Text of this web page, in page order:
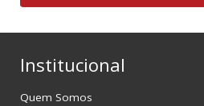
Institucional
Quem Somos